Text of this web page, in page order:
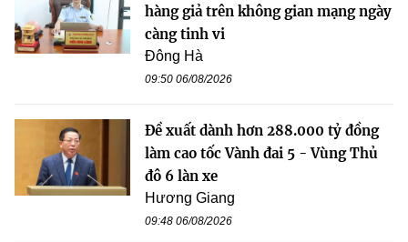
hàng giả trên không gian mạng ngày
càng tinh vi
Đông Hà
09:50 06/08/2026
Đề xuất dành hơn 288.000 tỷ đồng
làm cao tốc Vành đai 5 - Vùng Thủ
đô 6 làn xe
Hương Giang
09:48 06/08/2026